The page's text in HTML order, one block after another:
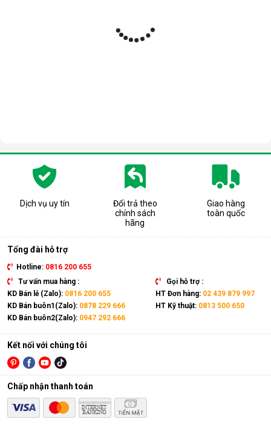
Dịch vụ uy tín
Đổi trả theo
chính sách
hãng
Giao hàng
toàn quốc
Tổng đài hỗ trợ
Hotline: 0816 200 655
Tư vấn mua hàng :
KD Bán lẻ (Zalo): 0816 200 655
KD Bán buôn1(Zalo): 0878 229 666
KD Bán buôn2(Zalo): 0947 292 666
Gọi hỗ trợ :
HT Đơn hàng: 02 439 879 997
HT Kỹ thuật: 0813 500 650
Kết nối với chúng tôi
Chấp nhận thanh toán